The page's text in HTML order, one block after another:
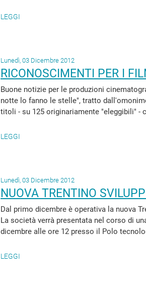
LEGGI
Lunedì, 03 Dicembre 2012
RICONOSCIMENTI PER I
Buone notizie per le produzioni
notte lo fanno le stelle", tratto
titoli - su 125 originariamente "eleggibili" -
LEGGI
Lunedì, 03 Dicembre 2012
NUOVA TRENTINO
Dal primo dicembre è operativa la nuova
La società verrà presentata nel corso di
dicembre alle ore 12 presso il Polo
LEGGI